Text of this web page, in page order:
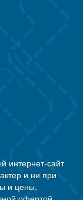
интернет-сайт
и ни при
и цены,